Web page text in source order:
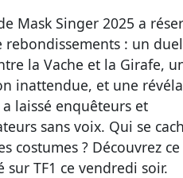
Mask Singer 2025 a
rebondissements : un duel
la Vache et la Girafe,
inattendue, et une
laissé enquêteurs et
sans voix. Qui se
costumes ? Découvrez ce
sur TF1 ce vendredi soir.